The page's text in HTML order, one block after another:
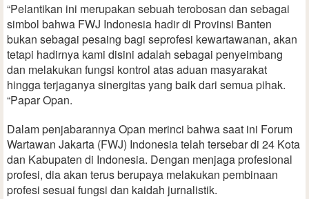
“Pelantikan ini merupakan sebuah terobosan dan sebagai
simbol bahwa FWJ Indonesia hadir di Provinsi Banten
bukan sebagai pesaing bagi seprofesi kewartawanan, akan
tetapi hadirnya kami disini adalah sebagai penyeimbang
dan melakukan fungsi kontrol atas aduan masyarakat
hingga terjaganya sinergitas yang baik dari semua pihak.
“Papar Opan.
Dalam penjabarannya Opan merinci bahwa saat ini Forum
Wartawan Jakarta (FWJ) Indonesia telah tersebar di 24 Kota
dan Kabupaten di Indonesia. Dengan menjaga profesional
profesi, dia akan terus berupaya melakukan pembinaan
profesi sesuai fungsi dan kaidah jurnalistik.